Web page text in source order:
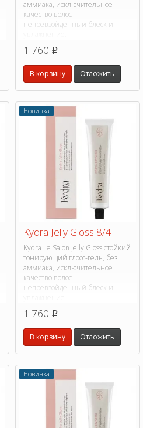
аммиака, исключительное
качество волос
непревзойденный блеск и
1 760 p
В корзину Отложить
Новинка
Kydra Jelly Gloss 8/4
Kydra Le Salon Jelly Gloss стойкий
тонирующий глосс-гель, без
аммиака, исключительное
качество волос
непревзойденный блеск и
1 760 p
В корзину Отложить
Новинка